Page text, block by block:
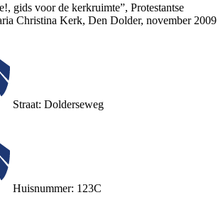
gids voor de kerkruimte”, Protestantse
Christina Kerk, Den Dolder, november 2009
Straat: Dolderseweg
Huisnummer: 123C